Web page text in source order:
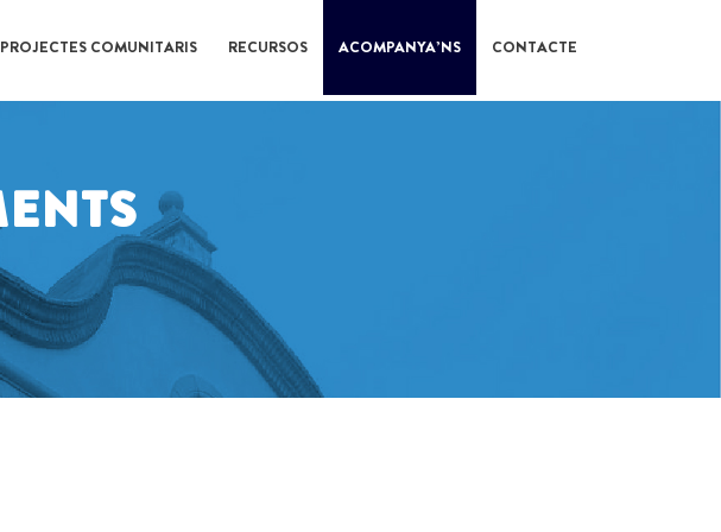
PROJECTES COMUNITARIS RECURSOS ACOMPANYA’NS CONTACTE